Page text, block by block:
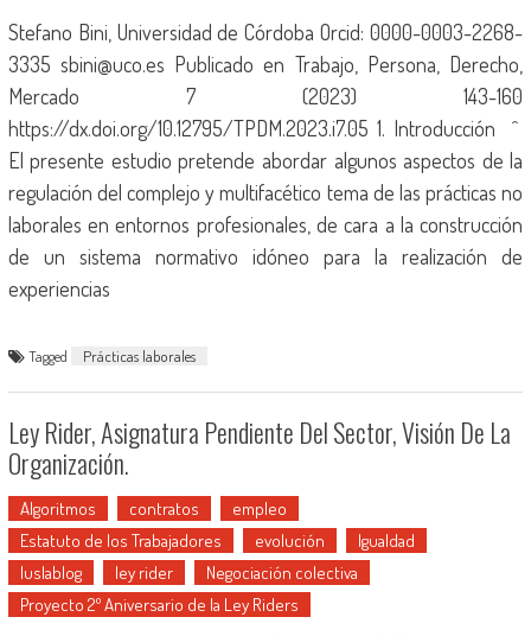
Stefano Bini, Universidad de Córdoba Orcid: 0000-0003-2268-
3335 sbini@uco.es Publicado en Trabajo, Persona, Derecho,
Mercado 7 (2023) 143-160
https://dx.doi.org/10.12795/TPDM.2023.i7.05 1. Introducción ^
El presente estudio pretende abordar algunos aspectos de la
regulación del complejo y multifacético tema de las prácticas no
laborales en entornos profesionales, de cara a la construcción
de un sistema normativo idóneo para la realización de
experiencias
Tagged Prácticas laborales
Ley Rider, Asignatura Pendiente Del Sector, Visión De La
Organización.
Algoritmos contratos
empleo
Estatuto de los Trabajadores
evolución
Igualdad
Iuslablog
ley rider
Negociación colectiva
Proyecto 2º Aniversario de la Ley Riders